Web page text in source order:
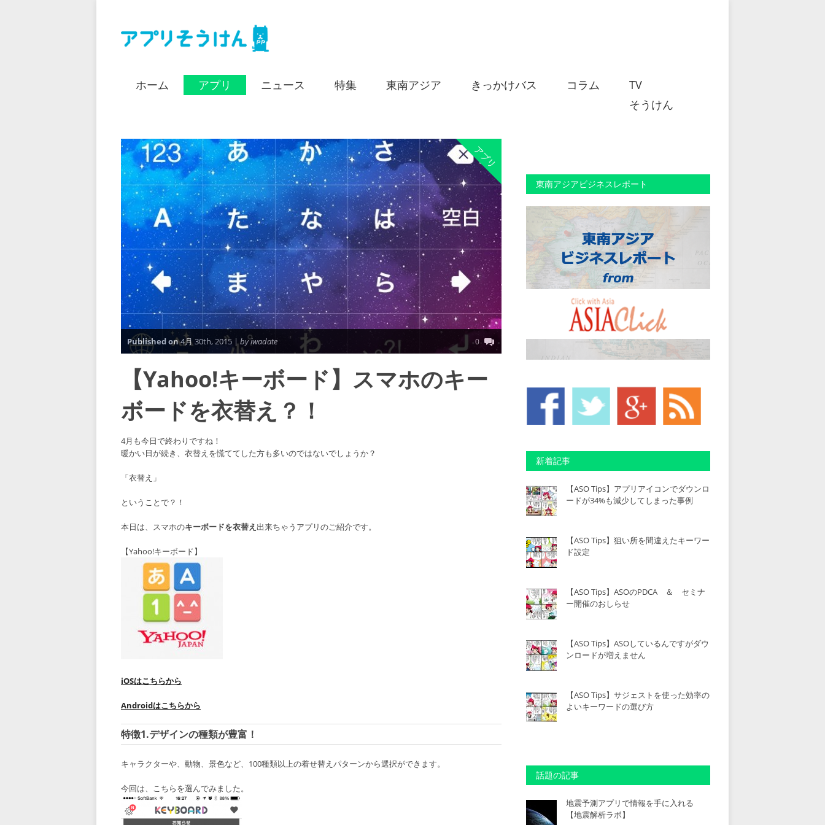
ホーム アプリ ニュース 特集 東南アジア きっかけバス コラム
TV
そうけん
アプリ
Published on4月 30th, 2015 | by iwadate 0
【Yahoo!キーボード】スマホのキー
ボードを衣替え？！
4月も今日で終わりですね！
暖かい日が続き、衣替えを慌ててした方も多いのではないでしょうか？
「衣替え」
ということで？！
本日は、スマホのキーボードを衣替え出来ちゃうアプリのご紹介です。
【Yahoo!キーボード】
iOSはこちらから
Androidはこちらから
特徴1.デザインの種類が豊富！
キャラクターや、動物、景色など、100種類以上の着せ替えパターンから選択ができます。
今回は、こちらを選んでみました。
東南アジアビジネスレポート
新着記事
【ASO Tips】アプリアイコンでダウンロ
ードが34%も減少してしまった事例
【ASO Tips】狙い所を間違えたキーワー
ド設定
【ASO Tips】ASOのPDCA ＆ セミナ
ー開催のおしらせ
【ASO Tips】ASOしているんですがダウ
ンロードが増えません
【ASO Tips】サジェストを使った効率の
よいキーワードの選び方
話題の記事
地震予測アプリで情報を手に入れる
【地震解析ラボ】